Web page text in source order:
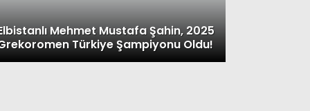
Mehmet Mustafa Şahin, 2025
Türkiye Şampiyonu Oldu!